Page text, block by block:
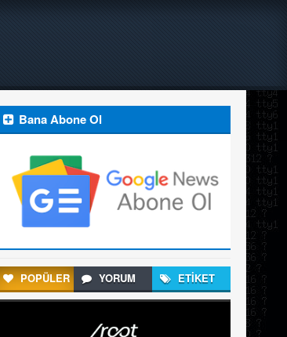
Bana Abone Ol
POPÜLER YORUM ETİKET